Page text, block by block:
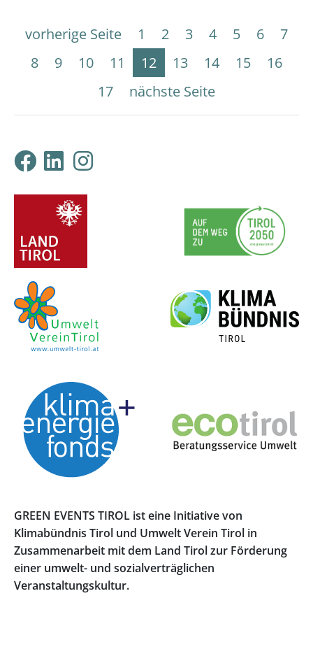
vorherige Seite 1 2 3 4 5 6
7
8
9 10 11 12 13 14 15
16
17
nächste Seite
Klimabündnis Tirol auf
Klimabündnis Tirol auf
ProjektpartnerInnen
GREEN EVENTS TIROL ist eine Initiative von
Klimabündnis Tirol und Umwelt Verein Tirol in
Zusammenarbeit mit dem Land Tirol zur Förderung
einer umwelt- und sozialverträglichen
Veranstaltungskultur.